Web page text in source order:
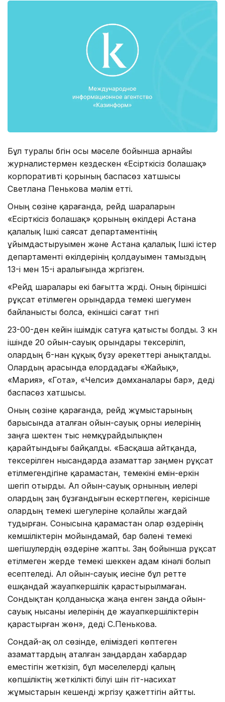
Бұл туралы бүгін осы мәселе бойынша арнайы
журналистермен кездескен «Есірткісіз болашақ»
корпоративті қорының баспасөз хатшысы
Светлана Пенькова мәлім етті.
Оның сөзіне қарағанда, рейд шараларын
«Есірткісіз болашақ» қорының өкілдері Астана
қалалық Ішкі саясат департаментінің
ұйымдастыруымен және Астана қалалық Ішкі істер
департаменті өкілдерінің қолдауымен тамыздың
13-і мен 15-і аралығында жүргізген.
«Рейд шаралары екі бағытта жүрді. Оның біріншісі
рұқсат етілмеген орындарда темекі шегумен
байланысты болса, екіншісі сағат түнгі
23-00-ден кейін ішімдік сатуға қатысты болды. 3 күн
ішінде 20 ойын-сауық орындары тексеріліп,
олардың 6-нан құқық бұзу әрекеттері анықталды.
Олардың арасында елордадағы «Жайық»,
«Мария», «Гота», «Челси» дәмханалары бар», деді
баспасөз хатшысы.
Оның сөзіне қарағанда, рейд жұмыстарының
барысында аталған ойын-сауық орны иелерінің
заңға шектен тыс немқұрайдылықпен
қарайтындығы байқалды. «Басқаша айтқанда,
тексерілген нысандарда азаматтар заңмен рұқсат
етілмегендігіне қарамастан, темекіні емін-еркін
шегіп отырды. Ал ойын-сауық орнының иелері
олардың заң бұзғандығын ескертпеген, керісінше
олардың темекі шегулеріне қолайлы жағдай
тудырған. Сонысына қарамастан олар өздерінің
кемшіліктерін мойындамай, бар бәлені темекі
шегішулердің өздеріне жапты. Заң бойынша рұқсат
етілмеген жерде темекі шеккен адам кінәлі болып
есептеледі. Ал ойын-сауық иесіне бұл ретте
ешқандай жауапкершілік қарастырылмаған.
Сондықтан қолданысқа жаңа енген заңда ойын-
сауық нысаны иелерінің де жауапкершіліктерін
қарастырған жөн», деді С.Пенькова.
Сондай-ақ ол сөзінде, еліміздегі көптеген
азаматтардың аталған заңдардан хабардар
еместігін жеткізіп, бұл мәселелерді қалың
көпшіліктің жеткілікті білуі үшін үгіт-насихат
жұмыстарын кешенді жүргізу қажеттігін айтты.